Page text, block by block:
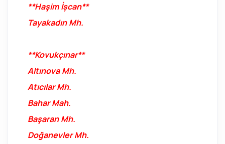
**Haşim İşcan**
Tayakadın Mh.
**Kovukçınar**
Altınova Mh.
Atıcılar Mh.
Bahar Mah.
Başaran Mh.
Doğanevler Mh.